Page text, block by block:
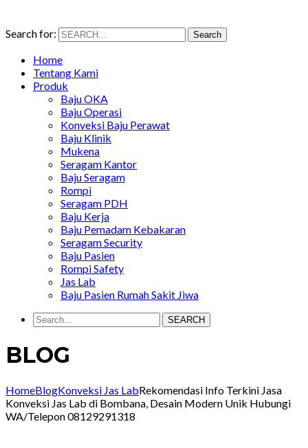
Search for: Search
Home
Tentang Kami
Produk
Baju OKA
Baju Operasi
Konveksi Baju Perawat
Baju Klinik
Mukena
Seragam Kantor
Baju Seragam
Rompi
Seragam PDH
Baju Kerja
Baju Pemadam Kebakaran
Seragam Security
Baju Pasien
Rompi Safety
Jas Lab
Baju Pasien Rumah Sakit Jiwa
SEARCH
BLOG
HomeBlogKonveksi Jas LabRekomendasi Info Terkini Jasa
Konveksi Jas Lab di Bombana, Desain Modern Unik Hubungi
WA/Telepon 08129291318